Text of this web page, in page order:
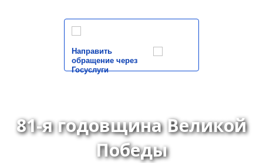
Направить
обращение через
Госуслуги
81-я годовщина Великой
Победы